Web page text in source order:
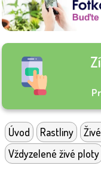
Úvod Rastliny
Vždyzelené živé ploty